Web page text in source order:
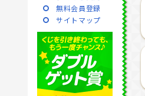
無料会員登録
サイトマップ